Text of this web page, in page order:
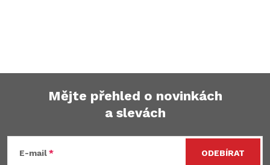
Mějte přehled o novinkách
a slevách
E-mail ODEBÍRAT